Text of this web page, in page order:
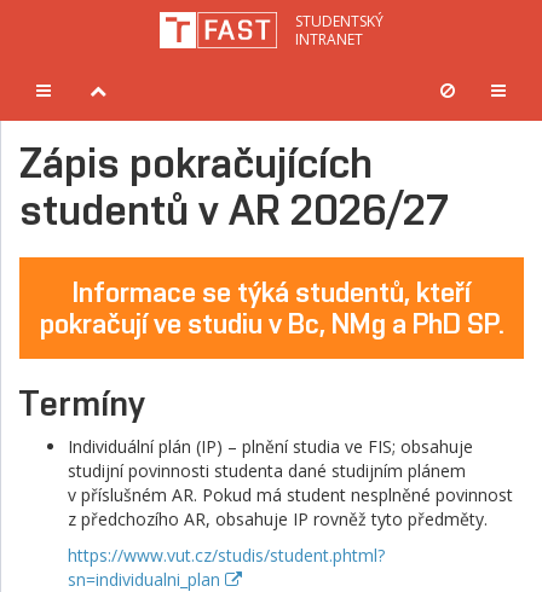
STUDENTSKÝ
INTRANET
Zápis pokračujících
studentů v AR 2026/27
Informace se týká studentů, kteří
pokračují ve studiu v Bc, NMg a PhD SP.
Termíny
Individuální plán (IP) – plnění studia ve FIS; obsahuje
studijní povinnosti studenta dané studijním plánem
v příslušném AR. Pokud má student nesplněné povinnost
z předchozího AR, obsahuje IP rovněž tyto předměty.
https://www.vut.cz/studis/student.phtml?
sn=individualni_plan